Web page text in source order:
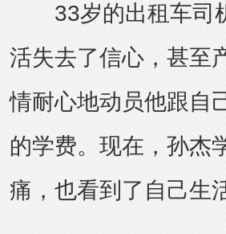
33岁的出租车司机
活失去了信心，甚至
情耐心地动员他跟自
的学费。现在，孙杰
痛，也看到了自己生